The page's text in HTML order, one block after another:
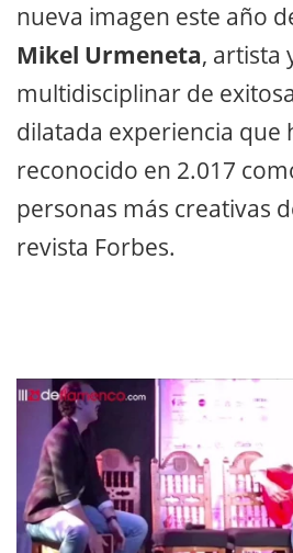
nueva imagen este año
Mikel Urmeneta, artista
multidisciplinar de
dilatada experiencia que
reconocido en 2.017
personas más creativas
revista Forbes.